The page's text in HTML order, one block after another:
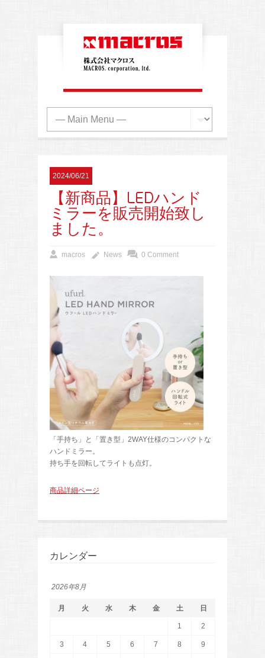
2024/06/21
【新商品】LEDハンド
ミラーを販売開始致し
ました。
macros News 0 Comment
「手持ち」と「置き型」2WAY仕様のコンパクトな
ハンドミラー。
持ち手を回転してライトも点灯。
商品詳細ページ
カレンダー
2026年8月
月 火 水 木 金 土 日
1 2
3 4 5 6 7 8 9